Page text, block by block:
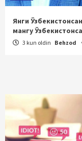
Янги
мангу
3 kun oldin Behzod